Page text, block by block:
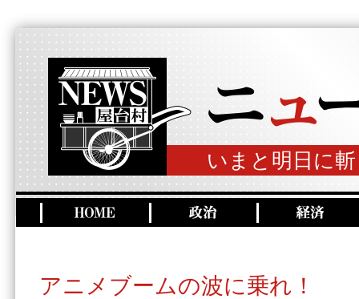
いまと明日に
アニメブームの波に乗れ！